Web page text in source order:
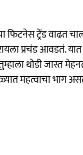
फिटनेस ट्रेंड वाढत
प्रचंड आवडतं.
थोडी जास्त
महत्वाचा भाग